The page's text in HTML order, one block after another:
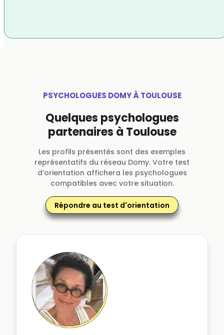
PSYCHOLOGUES DOMY À TOULOUSE
Quelques psychologues
partenaires à Toulouse
Les profils présentés sont des exemples
représentatifs du réseau Domy. Votre test
d’orientation affichera les psychologues
compatibles avec votre situation.
Répondre au test d'orientation